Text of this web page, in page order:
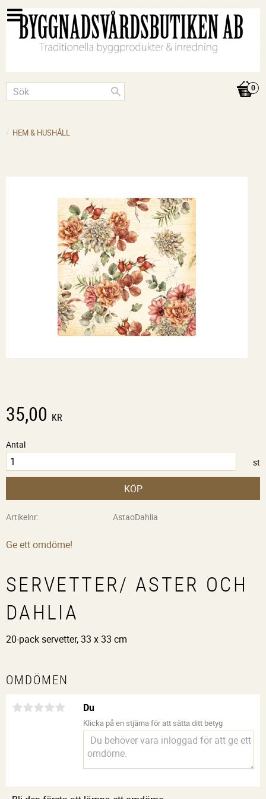
HEM & HUSHÅLL
35,00 KR
Antal
st
KÖP
Artikelnr AstaoDahlia
Ge ett omdöme!
SERVETTER/ ASTER OCH
DAHLIA
20-pack servetter, 33 x 33 cm
OMDÖMEN
Du
Klicka på en stjärna för att sätta ditt betyg